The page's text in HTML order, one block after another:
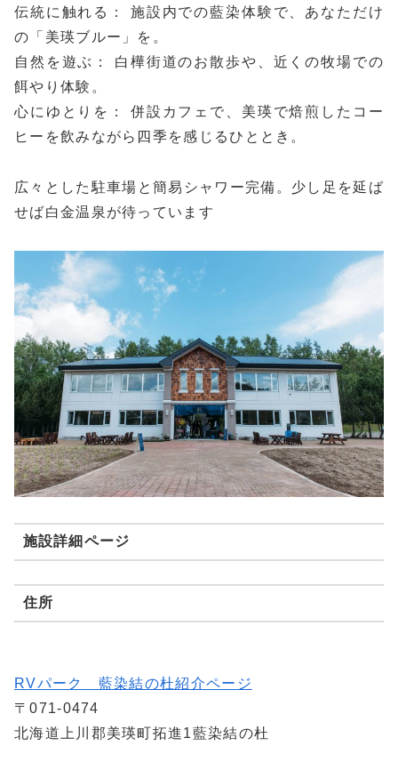
伝統に触れる： 施設内での藍染体験で、あなただけ
の「美瑛ブルー」を。
自然を遊ぶ： 白樺街道のお散歩や、近くの牧場での
餌やり体験。
心にゆとりを： 併設カフェで、美瑛で焙煎したコー
ヒーを飲みながら四季を感じるひととき。
広々とした駐車場と簡易シャワー完備。少し足を延ば
せば白金温泉が待っています
施設詳細ページ
住所
RVパーク 藍染結の杜紹介ページ
〒071-0474
北海道上川郡美瑛町拓進1藍染結の杜